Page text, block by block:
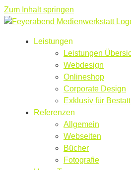
Zum Inhalt springen
Leistungen
Leistungen
Webdesign
Onlineshop
Corporate Design
Exklusiv für
Referenzen
Allgemein
Webseiten
Bücher
Fotografie